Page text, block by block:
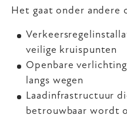
Het gaat onder andere
veilige kruispunten
Openbare
langs wegen
Laadinfrastructuur
betrouwbaar wordt